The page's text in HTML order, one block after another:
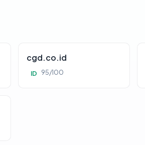
cgd.co.id
ID 95/100